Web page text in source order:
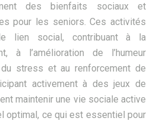
des bienfaits sociaux et
pour les seniors. Ces activités
lien social, contribuant à la
à l’amélioration de l’humeur
stress et au renforcement de
activement à des jeux de
maintenir une vie sociale active
optimal, ce qui est essentiel pour